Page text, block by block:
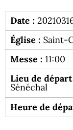
Date :
Église : Saint-
Messe : 11:00
Lieu de
Sénéchal
Heure de